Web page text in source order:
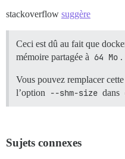
stackoverflow suggère
Ceci est dû au fait que
mémoire partagée à 64 Mo .
Vous pouvez remplacer
l’option
--shm-size dans
Sujets connexes